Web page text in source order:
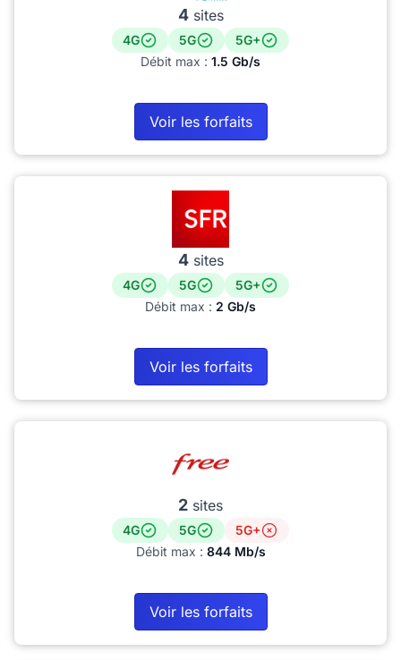
4sites
4G 5G
5G+
Débit max : 1.5 Gb/s
Voir les forfaits
4sites
4G 5G
5G+
Débit max : 2 Gb/s
Voir les forfaits
2 sites
4G 5G
5G+
Débit max : 844 Mb/s
Voir les forfaits